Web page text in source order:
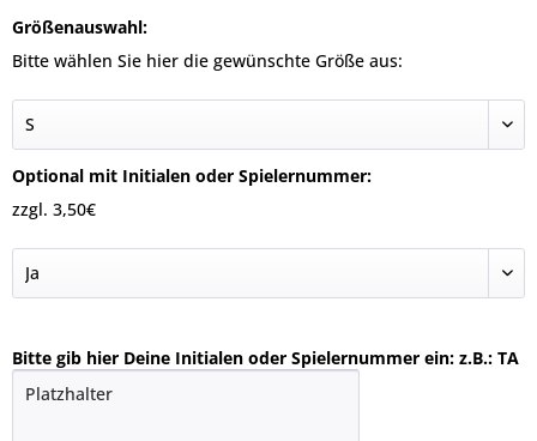
Größenauswahl:
Bitte wählen Sie hier die gewünschte Größe aus:
Optional mit Initialen oder Spielernummer:
zzgl. 3,50€
Bitte gib hier Deine Initialen oder Spielernummer ein: z.B.: TA